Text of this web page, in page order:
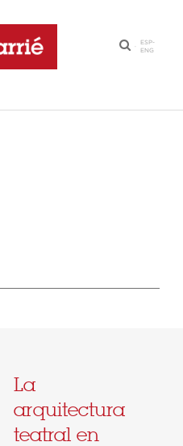
·
ESP-
ENG
La
arquitectura
teatral en